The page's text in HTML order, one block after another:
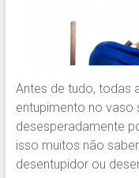
Antes de tudo, todas
entupimento no vaso
desesperadamente
isso muitos não
desentupidor ou